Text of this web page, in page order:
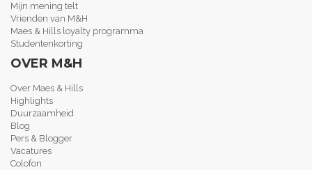
Mijn mening telt
Vrienden van M&H
Maes & Hills loyalty programma
Studentenkorting
OVER M&H
Over Maes & Hills
Highlights
Duurzaamheid
Blog
Pers & Blogger
Vacatures
Colofon